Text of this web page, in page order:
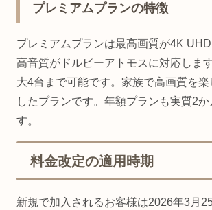
プレミアムプランの特徴
プレミアムプランは最高画質が4K
高音質がドルビーアトモスに対応しま
大4台まで可能です。家族で高画質を
したプランです。年額プランも実質2
す。
料金改定の適用時期
新規で加入されるお客様は2026年3月